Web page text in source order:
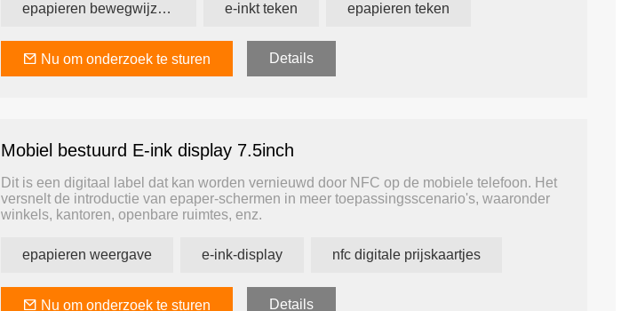
epapieren bewegwijzering
e-inkt teken epapieren teken
Nu om onderzoek te sturen Details
Mobiel bestuurd E-ink display 7.5inch
Dit is een digitaal label dat kan worden vernieuwd door NFC op de mobiele telefoon. Het
versnelt de introductie van epaper-schermen in meer toepassingsscenario's, waaronder
winkels, kantoren, openbare ruimtes, enz.
epapieren weergave e-ink-display nfc digitale prijskaartjes
Nu om onderzoek te sturen Details